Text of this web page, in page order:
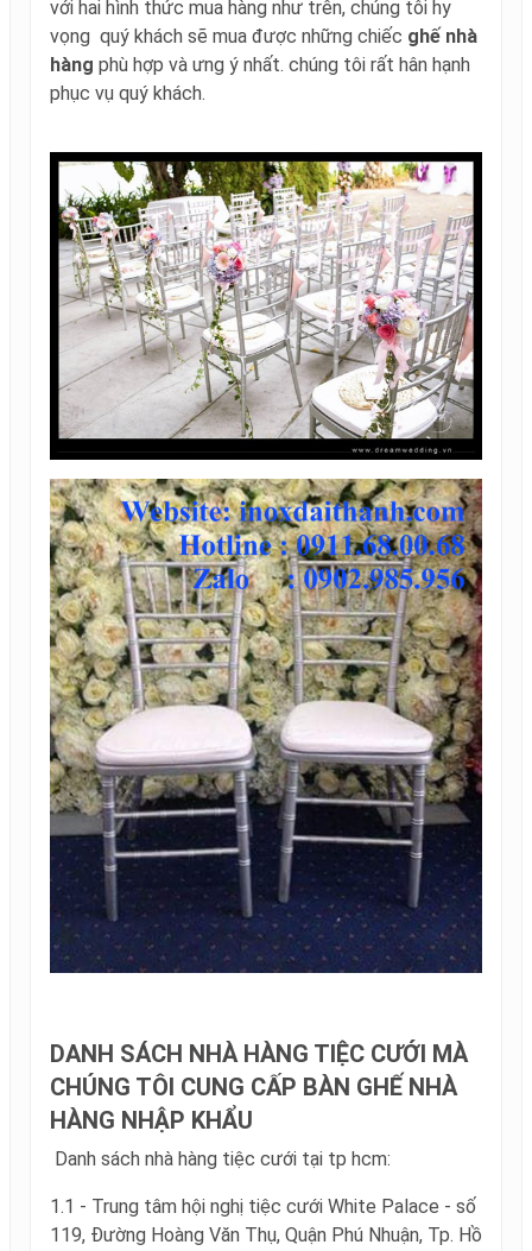
với hai hình thức mua hàng như trên, chúng tôi hy
vọng quý khách sẽ mua được những chiếc ghế nhà
hàng phù hợp và ưng ý nhất. chúng tôi rất hân hạnh
phục vụ quý khách.
DANH SÁCH NHÀ HÀNG TIỆC CƯỚI MÀ
CHÚNG TÔI CUNG CẤP BÀN GHẾ NHÀ
HÀNG NHẬP KHẨU
Danh sách nhà hàng tiệc cưới tại tp hcm:
1.1 - Trung tâm hội nghị tiệc cưới White Palace - số
119, Đường Hoàng Văn Thụ, Quận Phú Nhuận, Tp. Hồ